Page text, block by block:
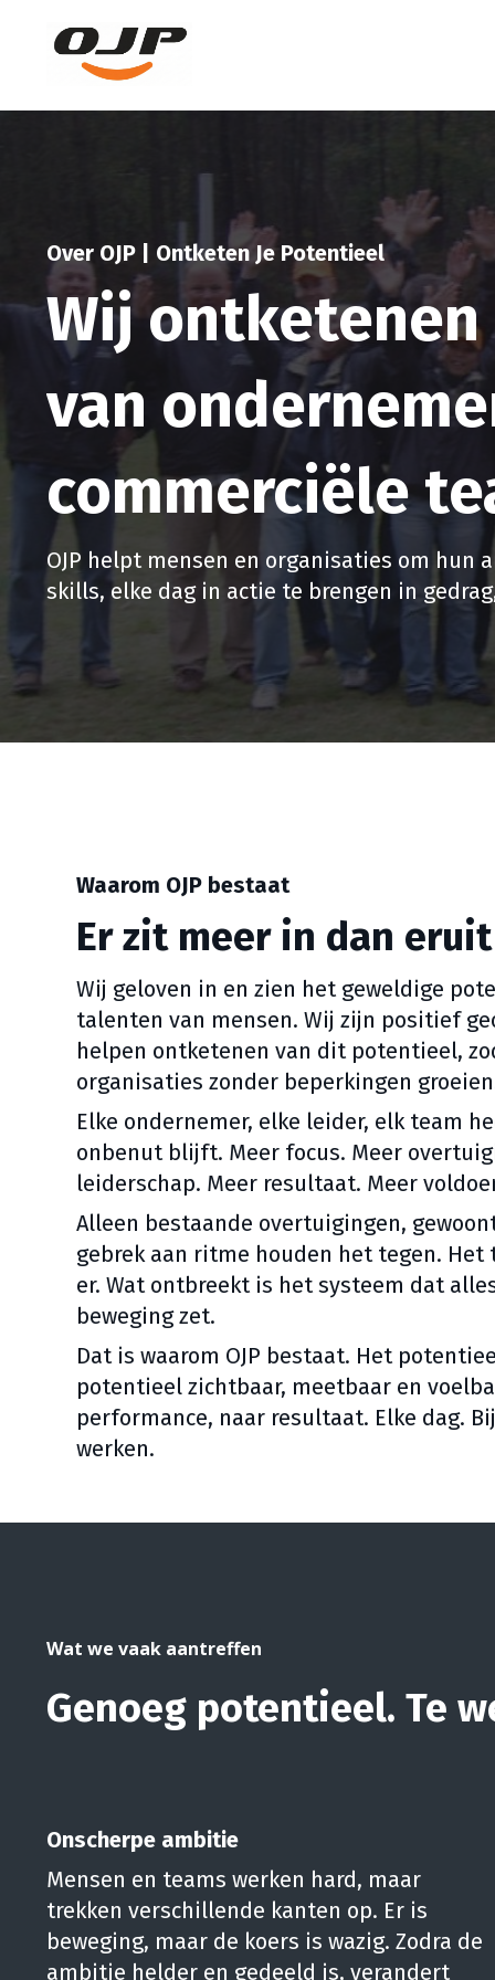
Over OJP | Ontketen Je Potentieel
Wij
van
commerciële
OJP helpt mensen en organisaties om
skills, elke dag in actie te brengen in
Waarom OJP bestaat
Er zit meer in dan
Wij geloven in en zien het geweldige
talenten van mensen. Wij zijn positief
helpen ontketenen van dit potentieel,
organisaties zonder beperkingen
Elke ondernemer, elke leider, elk team
onbenut blijft. Meer focus. Meer
leiderschap. Meer resultaat. Meer
Alleen bestaande overtuigingen,
gebrek aan ritme houden het tegen.
er. Wat ontbreekt is het systeem dat
beweging zet.
Dat is waarom OJP bestaat. Het
potentieel zichtbaar, meetbaar en
performance, naar resultaat. Elke dag.
werken.
Wat we vaak aantreffen
Genoeg potentieel. Te
Onscherpe ambitie
Mensen en teams werken hard, maar
trekken verschillende kanten op. Er is
beweging, maar de koers is wazig. Zodra de
ambitie helder en gedeeld is, verandert